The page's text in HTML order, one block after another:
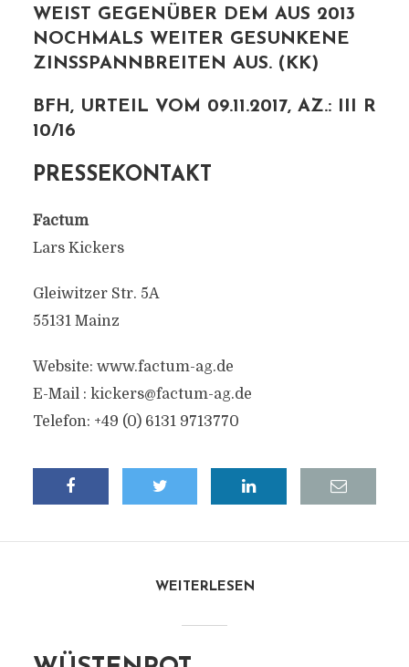
WEIST GEGENÜBER DEM AUS 2013
NOCHMALS WEITER GESUNKENE
ZINSSPANNBREITEN AUS. (KK)
BFH, URTEIL VOM 09.11.2017, AZ.: III R
10/16
PRESSEKONTAKT
Factum
Lars Kickers
Gleiwitzer Str. 5A
55131 Mainz
Website: www.factum-ag.de
E-Mail : kickers@factum-ag.de
Telefon: +49 (0) 6131 9713770
WEITERLESEN